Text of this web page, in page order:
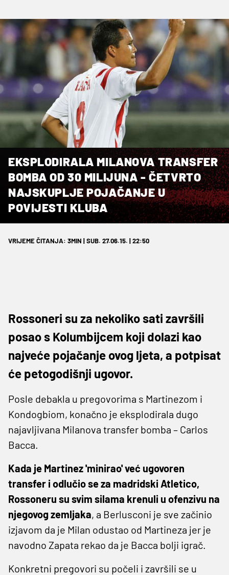
EKSPLODIRALA MILANOVA TRANSFER
BOMBA OD 30 MILIJUNA - ČETVRTO
NAJSKUPLJE POJAČANJE U
POVIJESTI KLUBA
VRIJEME ČITANJA: 3MIN | SUB. 27.06.15. | 22:50
Rossoneri su za nekoliko sati završili
posao s Kolumbijcem koji dolazi kao
najveće pojačanje ovog ljeta, a potpisat
će petogodišnji ugovor.
Posle debakla u pregovorima s Martinezom i
Kondogbiom, konačno je eksplodirala dugo
najavljivana Milanova transfer bomba – Carlos
Bacca.
Kada je Martinez 'minirao' već ugovoren
transfer i odlučio se za madridski Atletico,
Rossoneru su svim silama krenuli u ofenzivu na
njegovog zemljaka, a Berlusconi je sve začinio
izjavom da je Milan odustao od Martineza jer je
navodno Zapata rekao da je Bacca bolji igrač.
Konkretni pregovori su počeli i završili se u